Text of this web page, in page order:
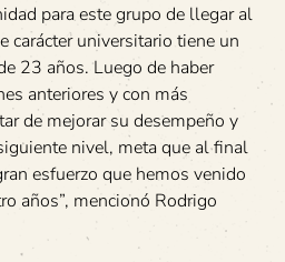
para este grupo de llegar al
carácter universitario tiene un
23 años. Luego de haber
anteriores y con más
de mejorar su desempeño y
nivel, meta que al final
esfuerzo que hemos venido
años”, mencionó Rodrigo